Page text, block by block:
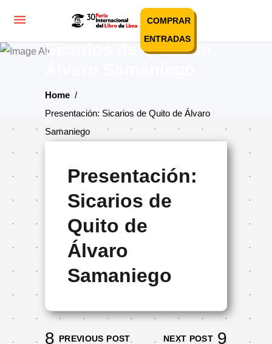
COMPRAR
ENTRADAS
Presentación:
Sicarios de Quito de
Home /
Presentación: Sicarios de Quito de Álvaro
Samaniego
Presentación:
Sicarios de
Quito de
Álvaro
Samaniego
PREVIOUS POST NEXT POST